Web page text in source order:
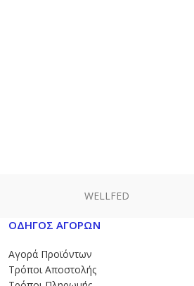
WELLFED
ΟΔΗΓΟΣ ΑΓΟΡΩΝ
Αγορά Προϊόντων
Τρόποι Αποστολής